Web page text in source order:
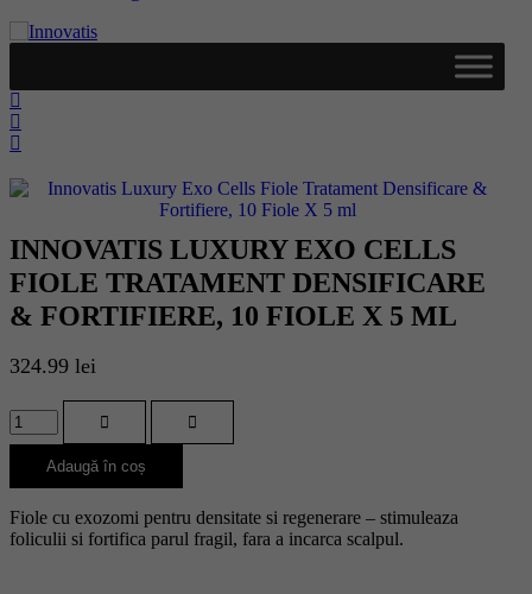
INNOVATIS LUXURY EXO CELLS
FIOLE TRATAMENT DENSIFICARE
& FORTIFIERE, 10 FIOLE X 5 ML
324.99 lei
Adaugă în coș
Fiole cu exozomi pentru densitate si regenerare – stimuleaza
foliculii si fortifica parul fragil, fara a incarca scalpul.